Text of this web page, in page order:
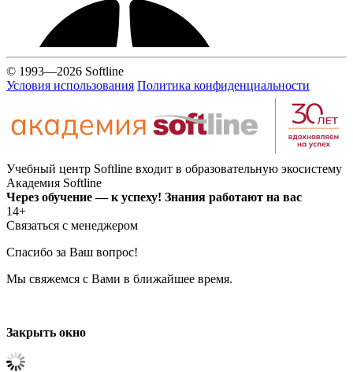
© 1993—2026 Softline
Условия использования Политика конфиденциальности
Учебный центр Softline входит в образовательную экосистему
Академия Softline
Через обучение — к успеху! Знания работают на вас
14+
Связаться с менеджером
Спасибо за Ваш вопрос!
Мы свяжемся с Вами в ближайшее время.
Закрыть окно